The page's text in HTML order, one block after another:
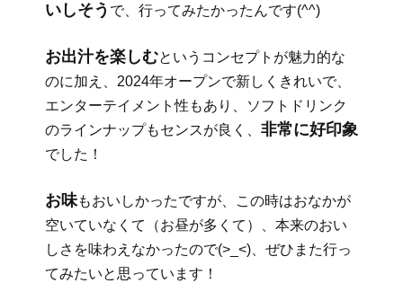
いしそう で、行ってみたかったんです(^^)
お出汁を楽しむというコンセプトが魅力的な
のに加え、2024年オープンで新しくきれいで、
エンターテイメント性もあり、ソフトドリンク
のラインナップもセンスが良く、 非常に好印象
でした！
お味もおいしかったですが、この時はおなかが
空いていなくて（お昼が多くて）、本来のおい
しさを味わえなかったので(>_<)、ぜひまた行っ
てみたいと思っています！